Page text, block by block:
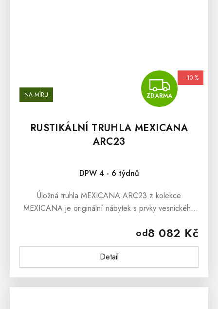
NA MÍRU ZDARMA
–10 %
RUSTIKÁLNÍ TRUHLA MEXICANA
ARC23
DPW 4 - 6 týdnů
od8 082 Kč
Detail
Úložná truhla MEXICANA ARC23 z kolekce
MEXICANA je originální nábytek s prvky vesnického
ošetřena přírodním voskem...